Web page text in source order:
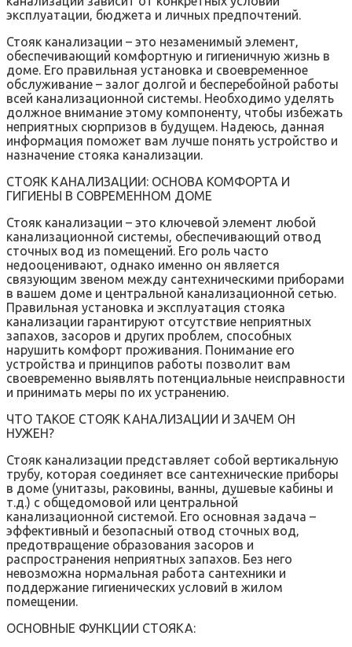
эксплуатации‚ бюджета и личных предпочтений.
Стояк канализации – это незаменимый элемент‚
обеспечивающий комфортную и гигиеничную жизнь в
доме. Его правильная установка и своевременное
обслуживание – залог долгой и бесперебойной работы
всей канализационной системы. Необходимо уделять
должное внимание этому компоненту‚ чтобы избежать
неприятных сюрпризов в будущем. Надеюсь‚ данная
информация поможет вам лучше понять устройство и
назначение стояка канализации.
СТОЯК КАНАЛИЗАЦИИ: ОСНОВА КОМФОРТА И
ГИГИЕНЫ В СОВРЕМЕННОМ ДОМЕ
Стояк канализации – это ключевой элемент любой
канализационной системы‚ обеспечивающий отвод
сточных вод из помещений. Его роль часто
недооценивают‚ однако именно он является
связующим звеном между сантехническими приборами
в вашем доме и центральной канализационной сетью.
Правильная установка и эксплуатация стояка
канализации гарантируют отсутствие неприятных
запахов‚ засоров и других проблем‚ способных
нарушить комфорт проживания. Понимание его
устройства и принципов работы позволит вам
своевременно выявлять потенциальные неисправности
и принимать меры по их устранению.
ЧТО ТАКОЕ СТОЯК КАНАЛИЗАЦИИ И ЗАЧЕМ ОН
НУЖЕН?
Стояк канализации представляет собой вертикальную
трубу‚ которая соединяет все сантехнические приборы
в доме (унитазы‚ раковины‚ ванны‚ душевые кабины и
т.д.) с общедомовой или центральной
канализационной системой. Его основная задача –
эффективный и безопасный отвод сточных вод‚
предотвращение образования засоров и
распространения неприятных запахов. Без него
невозможна нормальная работа сантехники и
поддержание гигиенических условий в жилом
помещении.
ОСНОВНЫЕ ФУНКЦИИ СТОЯКА: